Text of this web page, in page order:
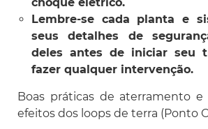
Lembre-se cada planta e
seus detalhes de
deles antes de iniciar seu
fazer qualquer intervenção.
Boas práticas de aterramento e
efeitos dos loops de terra (Ponto